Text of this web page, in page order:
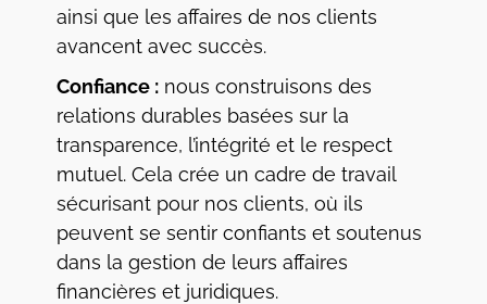
ainsi que les affaires de nos clients
avancent avec succès.
Confiance : nous construisons des
relations durables basées sur la
transparence, l’intégrité et le respect
mutuel. Cela crée un cadre de travail
sécurisant pour nos clients, où ils
peuvent se sentir confiants et soutenus
dans la gestion de leurs affaires
financières et juridiques.